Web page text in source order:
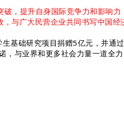
，提升自身国际竞争力和影响力
与广大民营企业共同书写中国经
基础研究项目捐赠5亿元，并通
与业界和更多社会力量一道全力